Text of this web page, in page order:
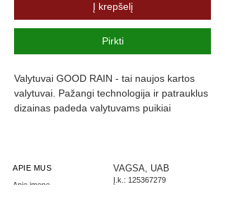
Į krepšelį
Pirkti
Valytuvai GOOD RAIN - tai naujos kartos
valytuvai. Pažangi technologija ir patrauklus
dizainas padeda valytuvams puikiai
triukšmą ir užtikrina komfortą.
APIE MUS
Apie įmonę
VAGSA, UAB
Į.k.: 125367279